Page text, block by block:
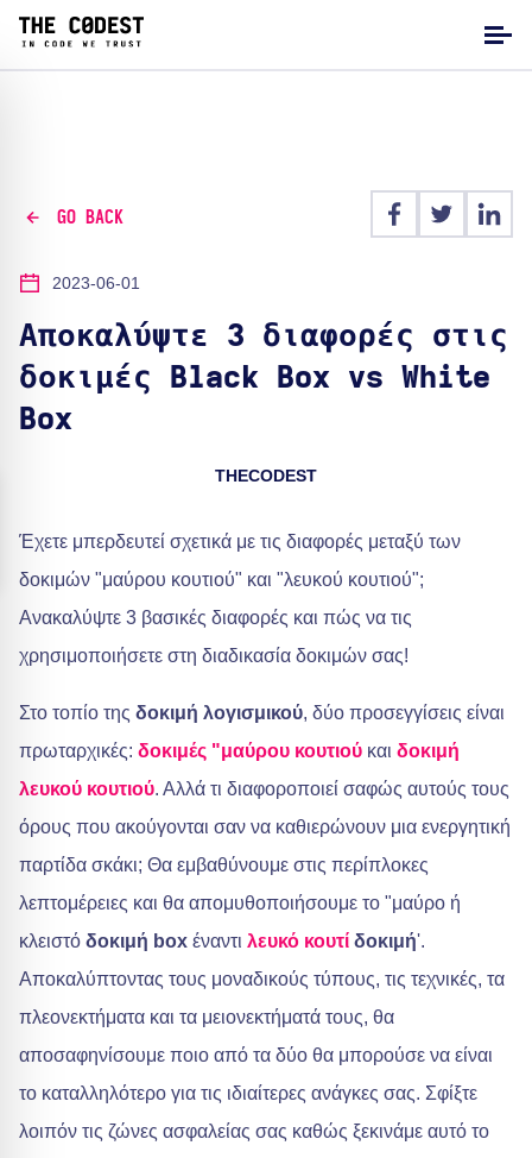
GO BACK
2023-06-01
Αποκαλύψτε 3 διαφορές στις
δοκιμές Black Box vs White
Box
THECODEST
Έχετε μπερδευτεί σχετικά με τις διαφορές μεταξύ των
δοκιμών "μαύρου κουτιού" και "λευκού κουτιού";
Ανακαλύψτε 3 βασικές διαφορές και πώς να τις
χρησιμοποιήσετε στη διαδικασία δοκιμών σας!
Στο τοπίο της δοκιμή λογισμικού, δύο προσεγγίσεις είναι
πρωταρχικές: δοκιμές "μαύρου κουτιού και δοκιμή
λευκού κουτιού. Αλλά τι διαφοροποιεί σαφώς αυτούς τους
όρους που ακούγονται σαν να καθιερώνουν μια ενεργητική
παρτίδα σκάκι; Θα εμβαθύνουμε στις περίπλοκες
λεπτομέρειες και θα απομυθοποιήσουμε το "μαύρο ή
κλειστό δοκιμή box έναντι λευκό κουτί δοκιμή'.
Αποκαλύπτοντας τους μοναδικούς τύπους, τις τεχνικές, τα
πλεονεκτήματα και τα μειονεκτήματά τους, θα
αποσαφηνίσουμε ποιο από τα δύο θα μπορούσε να είναι
το καταλληλότερο για τις ιδιαίτερες ανάγκες σας. Σφίξτε
λοιπόν τις ζώνες ασφαλείας σας καθώς ξεκινάμε αυτό το